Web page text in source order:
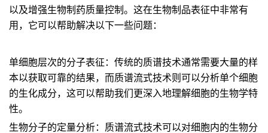
以及增强生物制药质量控制。这在生物制品表征中非常有
用，它可以帮助解决以下一些问题：
单细胞层次的分子表征 ：传统的质谱技术通常需要大量的样
本以获取可靠的结果，而质谱流式技术则可以分析单个细胞
的生化成分，这可以帮助我们更深入地理解细胞的生物学特
性。
生物分子的定量分析： 质谱流式技术可以对细胞内的生物分